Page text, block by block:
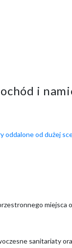
i
oddalone od dużej
miejsca
sanitariaty